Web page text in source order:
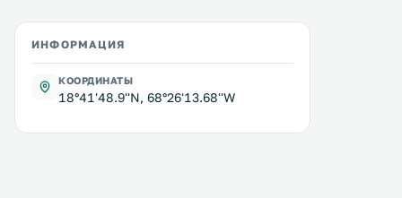
ИНФОРМАЦИЯ
КООРДИНАТЫ
18°41'48.9''N, 68°26'13.68''W